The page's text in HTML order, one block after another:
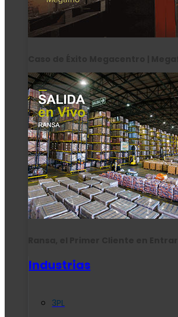
Industrias
3PL